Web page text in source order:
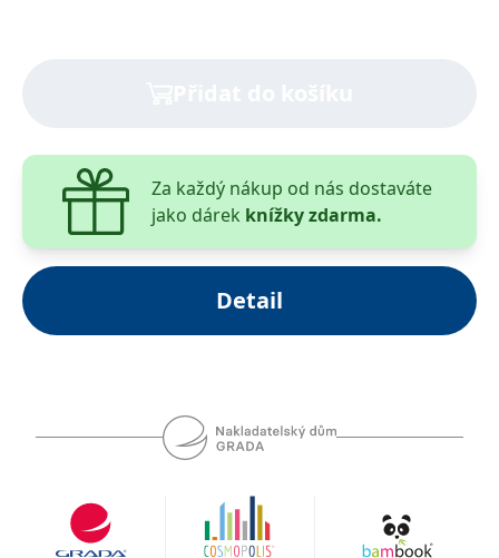
Za každý nákup od nás dostaváte
jako dárek knížky zdarma.
Detail